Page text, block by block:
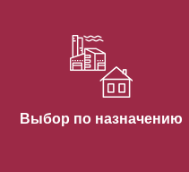
Выбор по назначению